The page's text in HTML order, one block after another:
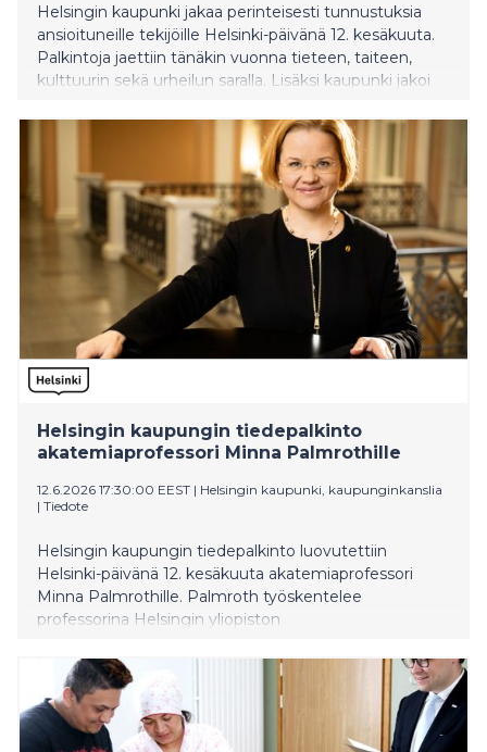
Helsingin kaupunki jakaa perinteisesti tunnustuksia
ansioituneille tekijöille Helsinki-päivänä 12. kesäkuuta.
Palkintoja jaettiin tänäkin vuonna tieteen, taiteen,
kulttuurin sekä urheilun saralla. Lisäksi kaupunki jakoi
myöntämisperusteena ovat kaupungin hyväksi tehdyt
Helsingin kaupungin tiedepalkinto
akatemiaprofessori Minna Palmrothille
12.6.2026 17:30:00 EEST | Helsingin kaupunki, kaupunginkanslia
| Tiedote
Helsingin kaupungin tiedepalkinto luovutettiin
Helsinki-päivänä 12. kesäkuuta akatemiaprofessori
Minna Palmrothille. Palmroth työskentelee
professorina Helsingin yliopiston
kansainvälisesti arvostettu avaruusfysiikan tutkija.
Tiedepalkinnon arvo on 10 000 euroa.